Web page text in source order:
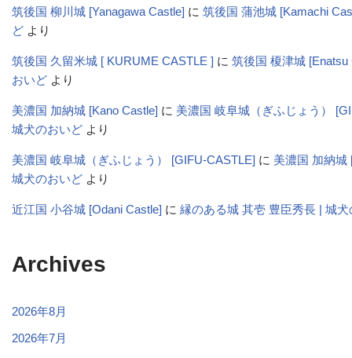
筑後国 柳川城 [Yanagawa Castle] に 筑後国 蒲池城 [Kamachi
ど より
筑後国 久留米城 [ KURUME CASTLE ] に 筑後国 榎津城 [Enatsu
おいど より
美濃国 加納城 [Kano Castle] に 美濃国 岐阜城（ぎふじょう）
城犬のおいど より
美濃国 岐阜城（ぎふじょう） [GIFU-CASTLE] に 美濃国 加納城
城犬のおいど より
近江国 小谷城 [Odani Castle] に 縁のある城 其壱 豊臣秀長 | 城
Archives
2026年8月
2026年7月